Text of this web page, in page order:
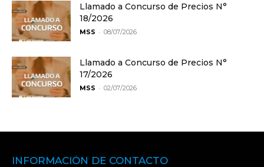
Llamado a Concurso de Precios N°
18/2026
MSS - 08/07/2026
Llamado a Concurso de Precios N°
17/2026
MSS - 02/07/2026
INFORMACIÓN DE CONTACTO